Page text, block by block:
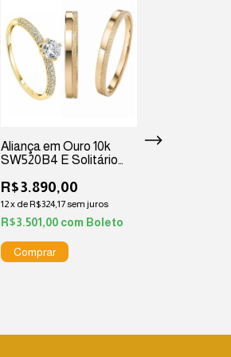
Aliança em Ouro 10k
SW520B4 E Solitário
R$3.890,00
12x de R$324,17sem juros
R$3.501,00 com Boleto
Aliança em